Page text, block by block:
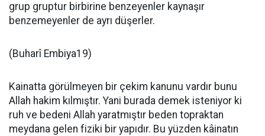
grup gruptur birbirine benzeyenler kaynaşır
benzemeyenler de ayrı düşerler.
(Buharî Embiya19)
Kainatta görülmeyen bir çekim kanunu vardır bunu
Allah hakim kılmıştır. Yani burada demek isteniyor ki
ruh ve bedeni Allah yaratmıştır beden topraktan
meydana gelen fiziki bir yapıdır. Bu yüzden kâinatın